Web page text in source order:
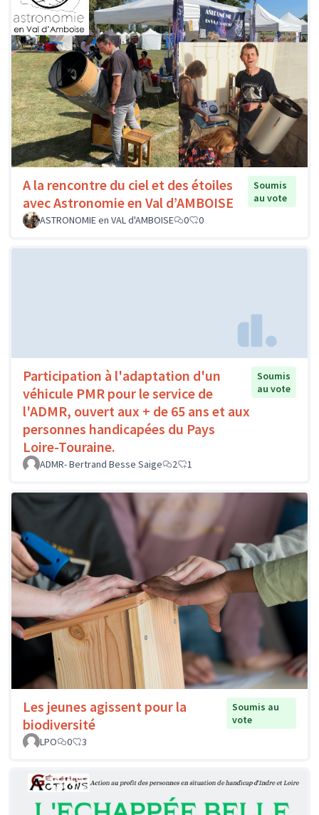
A la rencontre du ciel et des étoiles
avec Astronomie en Val d’AMBOISE
Soumis
au vote
ASTRONOMIE en VAL d'AMBOISE
0 0
Participation à l'adaptation d'un
véhicule PMR pour le service de
l'ADMR, ouvert aux + de 65 ans et aux
personnes handicapées du Pays
Loire-Touraine.
Soumis
au vote
ADMR- Bertrand Besse Saige 2 1
Les jeunes agissent pour la
biodiversité
Soumis au
vote
LPO
0 3